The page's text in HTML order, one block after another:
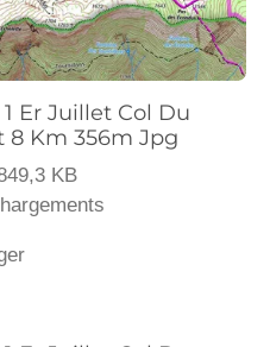
Er Juillet Col Du
8 Km 356m Jpg
KB